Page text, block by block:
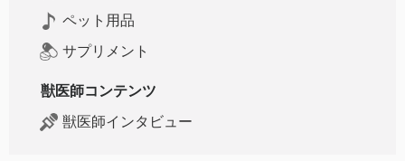
ペット用品
サプリメント
獣医師コンテンツ
獣医師インタビュー